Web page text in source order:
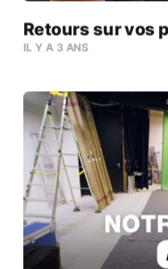
Retours sur vos
IL Y A 3 ANS